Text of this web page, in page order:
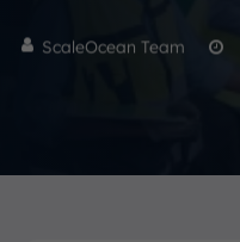
ScaleOcean Team